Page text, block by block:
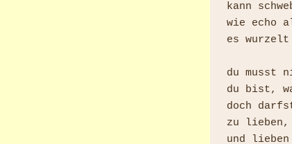
kann
wie echo
es
du musst
du bist,
doch
zu